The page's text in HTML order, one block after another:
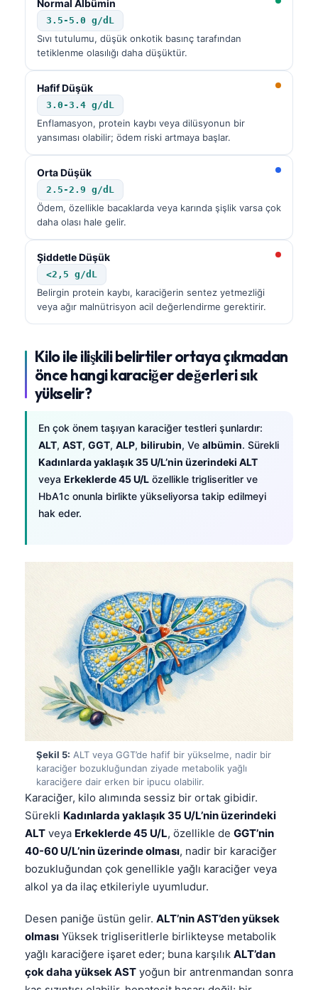
Normal Albümin
3.5-5.0 g/dL
Sıvı tutulumu, düşük onkotik basınç tarafından
tetiklenme olasılığı daha düşüktür.
Hafif Düşük
3.0-3.4 g/dL
Enflamasyon, protein kaybı veya dilüsyonun bir
yansıması olabilir; ödem riski artmaya başlar.
Orta Düşük
2.5-2.9 g/dL
Ödem, özellikle bacaklarda veya karında şişlik varsa çok
daha olası hale gelir.
Şiddetle Düşük
<2,5 g/dL
Belirgin protein kaybı, karaciğerin sentez yetmezliği
veya ağır malnütrisyon acil değerlendirme gerektirir.
Kilo ile ilişkili belirtiler ortaya çıkmadan
önce hangi karaciğer değerleri sık
yükselir?
En çok önem taşıyan karaciğer testleri şunlardır:
ALT, AST, GGT, ALP, bilirubin, Ve albümin. Sürekli
Kadınlarda yaklaşık 35 U/L’nin üzerindeki ALT
veya Erkeklerde 45 U/L özellikle trigliseritler ve
HbA1c onunla birlikte yükseliyorsa takip edilmeyi
hak eder.
Şekil 5: ALT veya GGT’de hafif bir yükselme, nadir bir
karaciğer bozukluğundan ziyade metabolik yağlı
karaciğere dair erken bir ipucu olabilir.
Karaciğer, kilo alımında sessiz bir ortak gibidir.
Sürekli Kadınlarda yaklaşık 35 U/L’nin üzerindeki
ALT veya Erkeklerde 45 U/L, özellikle de GGT’nin
40-60 U/L’nin üzerinde olması, nadir bir karaciğer
bozukluğundan çok genellikle yağlı karaciğer veya
alkol ya da ilaç etkileriyle uyumludur.
Desen paniğe üstün gelir. ALT’nin AST’den yüksek
olması Yüksek trigliseritlerle birlikteyse metabolik
yağlı karaciğere işaret eder; buna karşılık ALT’dan
çok daha yüksek AST yoğun bir antrenmandan sonra
Euskara
Gàidhlig
Occitan
Afrikaans
Монгол
ພາສາລາວ
Basa Jawa
Cebuano
ئۇيغۇرچە
Татар теле
Беларуская мова
Esperanto
Frysk
Ślōnskŏ gŏdka
Norsk bokmål